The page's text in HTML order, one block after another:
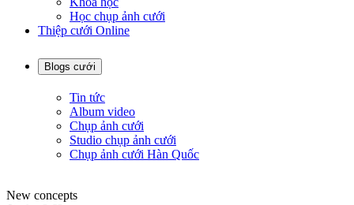
Học chụp ảnh cưới
Thiệp cưới Online
Blogs cưới
Tin tức
Album video
Chụp ảnh cưới
Studio chụp ảnh cưới
Chụp ảnh cưới Hàn Quốc
New concepts